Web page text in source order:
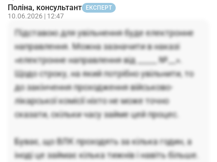
Поліна, консультант ЕКСПЕРТ
10.06.2026 | 12:47
Підставою для увільнення буде електронне
направлення. Можна зазначити в наказі
«електронне направлення від _____ №__».
Щодо строку, на який потрібно увільнити, то
до закінчення проходження військово-
лікарської комісії ніхто не може точно
сказати, скільки часу займе цей процес.
Буває, що ВЛК проходять за кілька годин, а
іноді це займає кілька тижнів і навіть більше.